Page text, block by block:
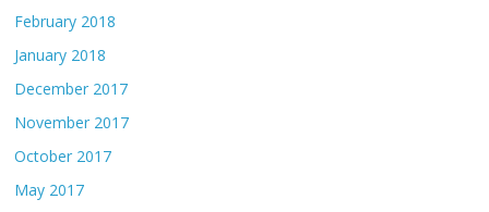
February 2018
January 2018
December 2017
November 2017
October 2017
May 2017